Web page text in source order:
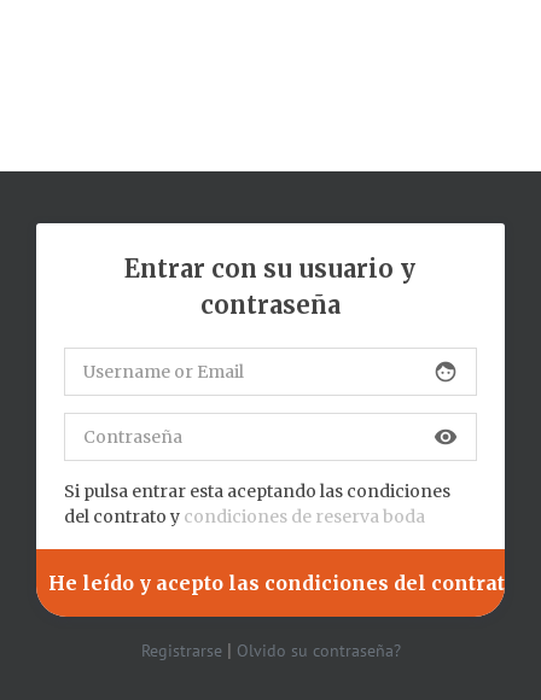
Entrar con su usuario y
contraseña
face
visibility
Si pulsa entrar esta aceptando las condiciones
del contrato y condiciones de reserva boda
Registrarse| Olvido su contraseña?